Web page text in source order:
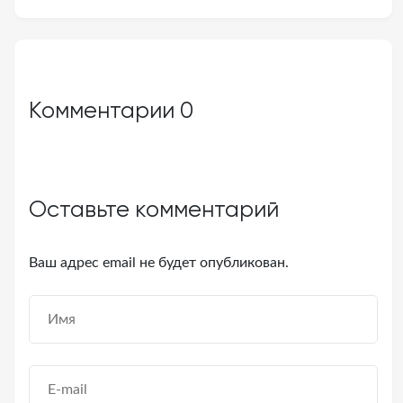
Комментарии 0
Оставьте комментарий
Ваш адрес email не будет опубликован.